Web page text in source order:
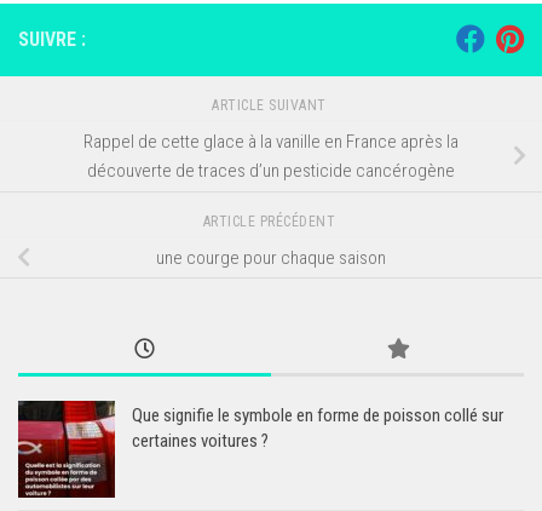
SUIVRE :
ARTICLE SUIVANT
Rappel de cette glace à la vanille en France après la
découverte de traces d’un pesticide cancérogène
ARTICLE PRÉCÉDENT
une courge pour chaque saison
Que signifie le symbole en forme de poisson collé sur
certaines voitures ?